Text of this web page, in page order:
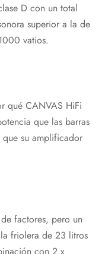
D con un total
superior a la de
vatios.
qué CANVAS HiFi
que las barras
su amplificador
factores, pero un
friolera de 23 litros
con 2 x